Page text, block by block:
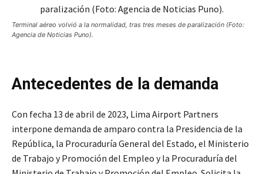
Terminal aéreo volvió a la normalidad, tras tres meses de paralización (Foto:
Agencia de Noticias Puno).
Antecedentes de la demanda
Con fecha 13 de abril de 2023, Lima Airport Partners
interpone demanda de amparo contra la Presidencia de la
República, la Procuraduría General del Estado, el Ministerio
de Trabajo y Promoción del Empleo y la Procuraduría del